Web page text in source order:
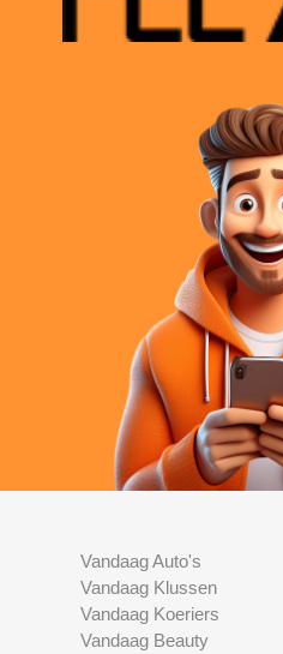
Vandaag Auto's
Vandaag Klussen
Vandaag Koeriers
Vandaag Beauty